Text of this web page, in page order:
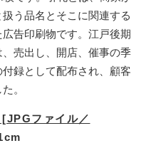
う品名とそこに関連する
告印刷物です。江戸後期
売出し、開店、催事の季
録として配布され、顧客
。
ファイル／